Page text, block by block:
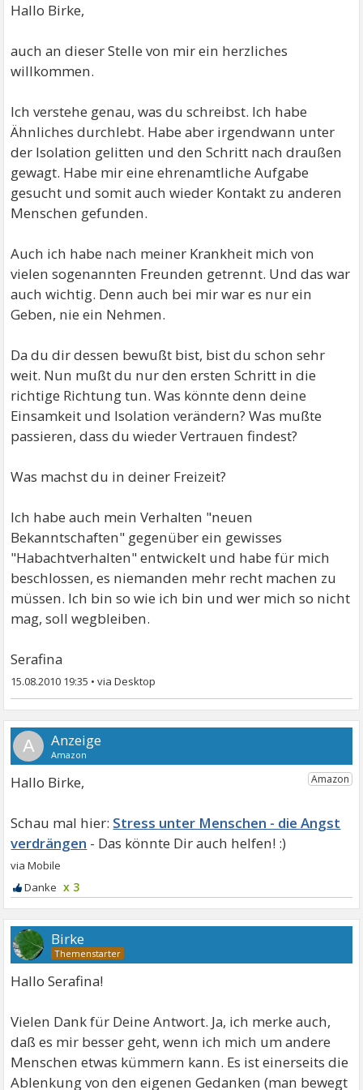
Hallo Birke,
auch an dieser Stelle von mir ein herzliches
willkommen.
Ich verstehe genau, was du schreibst. Ich habe
Ähnliches durchlebt. Habe aber irgendwann unter
der Isolation gelitten und den Schritt nach draußen
gewagt. Habe mir eine ehrenamtliche Aufgabe
gesucht und somit auch wieder Kontakt zu anderen
Menschen gefunden.
Auch ich habe nach meiner Krankheit mich von
vielen sogenannten Freunden getrennt. Und das war
auch wichtig. Denn auch bei mir war es nur ein
Geben, nie ein Nehmen.
Da du dir dessen bewußt bist, bist du schon sehr
weit. Nun mußt du nur den ersten Schritt in die
richtige Richtung tun. Was könnte denn deine
Einsamkeit und Isolation verändern? Was mußte
passieren, dass du wieder Vertrauen findest?
Was machst du in deiner Freizeit?
Ich habe auch mein Verhalten "neuen
Bekanntschaften" gegenüber ein gewisses
"Habachtverhalten" entwickelt und habe für mich
beschlossen, es niemanden mehr recht machen zu
müssen. Ich bin so wie ich bin und wer mich so nicht
mag, soll wegbleiben.
Serafina
15.08.2010 19:35 •
A
Hallo Birke,
Stress unter Menschen - die Angst
verdrängen
x 3
Birke
Hallo Serafina!
Vielen Dank für Deine Antwort. Ja, ich merke auch,
daß es mir besser geht, wenn ich mich um andere
Menschen etwas kümmern kann. Es ist einerseits die
Ablenkung von den eigenen Gedanken (man bewegt